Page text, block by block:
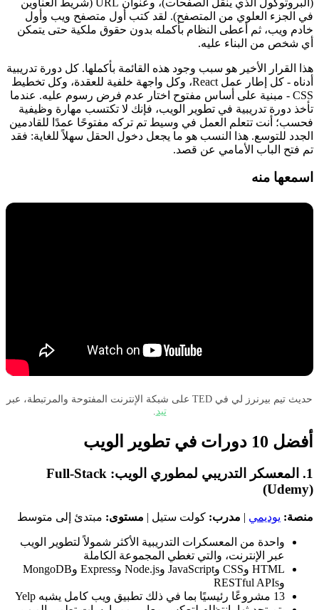
(البروتوكول الذي ينقل الصفحات)، وعنوان URL (شريط العناوين
في الجزء العلوي من المتصفح). لقد كتب أول متصفح ويب وأول
خادم ويب، ثم أعطى النظام بأكمله بدون حقوق ملكية حتى يتمكن
أي شخص من البناء عليه.
هذا القرار الأخير هو سبب وجود هذه القائمة بأكملها. كل دورة تدريبية
أدناه - كل إطار عمل React، وكل واجهة خلفية للعقدة، وكل تخطيط
CSS - مبنية على أساس مفتوح اختار عدم فرض رسوم عليه. عندما
تأخذ دورة تدريبية في تطوير الويب، فإنك لا تكتسب مهارة وظيفية
فحسب؛ أنت تتعلم العمل في وسيط تم تركه مفتوحًا عمدًا للقادمين
الجدد للتوسع. هذا النسب هو ما يجعل دخول الحقل سهلاً للغاية: فقد
تم فتح الباب الأمامي عن قصد.
اسمعها منه
حديث تيم بيرنرز لي في TED على شبكة الإنترنت المفتوحة والمرتبطة، عبر
تيد
أفضل 10 دورات في تطوير الويب
1. المعسكر التدريبي لمطوري الويب: Full-Stack
(Udemy)
منصة: يوديمي | مدرب: كولت ستيل | مستوى: مبتدئ إلى متوسط
واحدة من المعسكرات التدريبية الأكثر شمولاً لتطوير الويب
عبر الإنترنت، والتي تغطي المجموعة الكاملة
HTML وCSS وJavaScript وNode.js وExpress وMongoDB
وRESTful APIs
13 مشروعًا رئيسيًا بما في ذلك تطبيق ويب كامل يشبه Yelp